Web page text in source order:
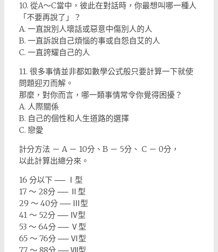
10. 從A～C當中，彼此在對話時，你最想叫哪一種人
「不要再說了」？
A. 一直說別人壞話或惡意中傷別人的人
B. 一直訴說自己煩惱的事或自怨自艾的人
C. 一直誇耀自己的人
11. 很多事情並非都如數學公式般只要計算一下就使
問題迎刃而解。
那麼，對你而言，哪一類事情常令你覺得困擾？
A. 人際關係
B. 自己的個性和人生道路的選擇
C. 戀愛
計分方法 － A － 10分、B － 5分、 C － 0分，
以此計算出總分來。
16 分以下 ── Ⅰ型
17 ～ 28分 ── Ⅱ型
29 ～ 40分 ── Ⅲ型
41 ～ 52分 ── Ⅳ型
53 ～ 64分 ── Ⅴ型
65 ～ 76分 ── Ⅵ型
77 ～ 88分 ── Ⅶ型